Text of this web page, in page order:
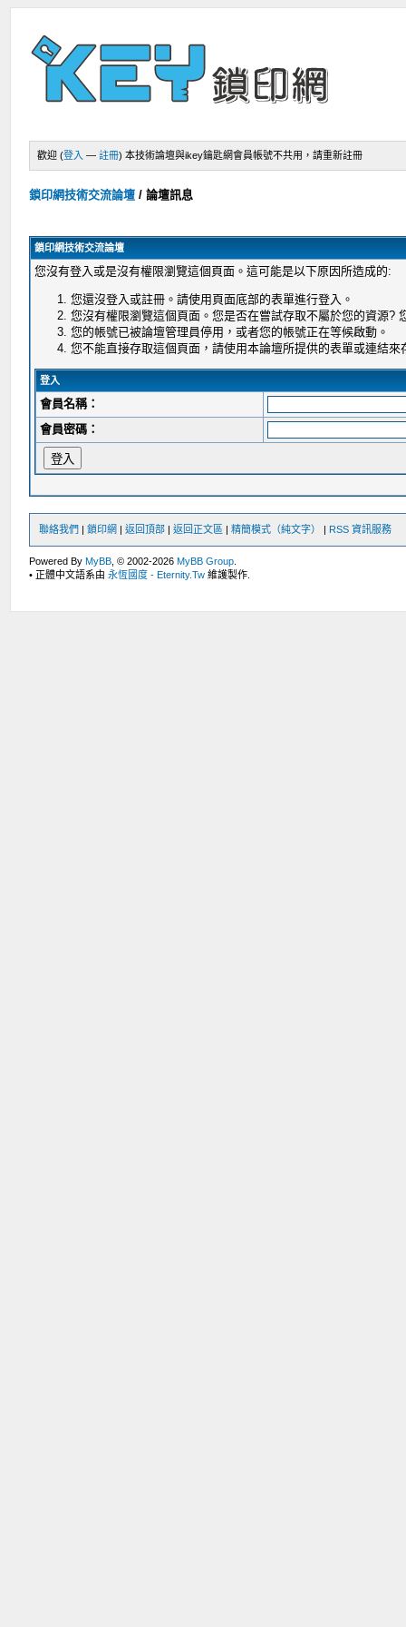
歡迎 (登入 —註冊) 本技術論壇與ikey鑰匙網會員帳號不共用，請重新註冊
鎖印網技術交流論壇 /論壇訊息
鎖印網技術交流論壇
您沒有登入或是沒有權限瀏覽這個頁面。這可能是以下原因所造成的:
您還沒登入或註冊。請使用頁面底部的表單進行登入。
您沒有權限瀏覽這個頁面。您是否在嘗試存取不屬於您的資源?
您的帳號已被論壇管理員停用，或者您的帳號正在等候啟動。
您不能直接存取這個頁面，請使用本論壇所提供的表單或連結來
登入
會員名稱：
會員密碼：
聯絡我們 |鎖印網 |返回頂部 |返回正文區 |精簡模式（純文字） | RSS 資訊服務
Powered ByMyBB , © 2002-2026MyBB Group
• 正體中文語系由永恆國度 - Eternity.Tw 維護製作.